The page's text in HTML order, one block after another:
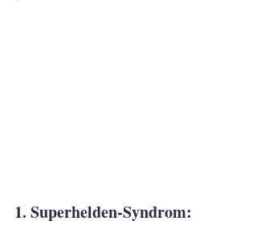
1. Superhelden-Syndrom: